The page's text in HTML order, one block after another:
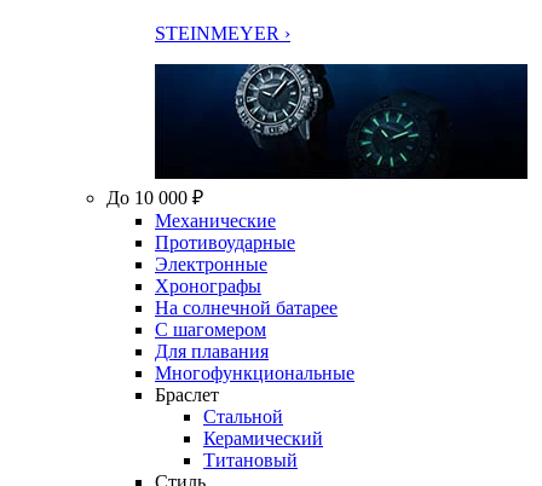
STEINMEYER ›
До 10 000 ₽
Механические
Противоударные
Электронные
Хронографы
На солнечной батарее
С шагомером
Для плавания
Многофункциональные
Браслет
Стальной
Керамический
Титановый
Стиль